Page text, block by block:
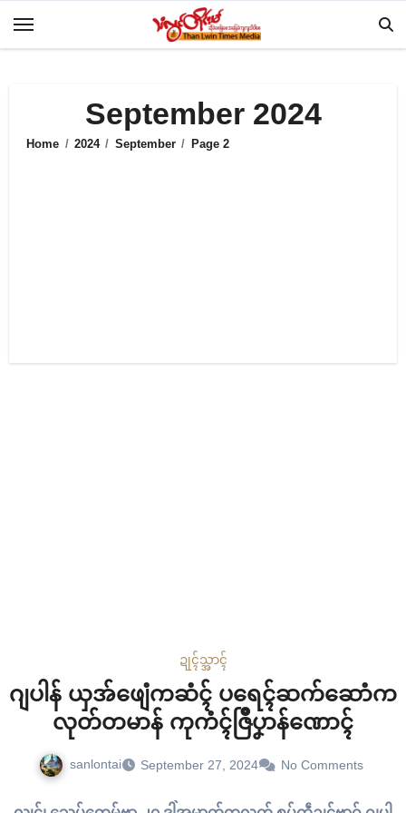
September 2024
Home 2024 September Page 2
ဍုၚ်သ္အာၚ်
ဂျပါန် ယှအ်ဖျေံကဆံၚ် ပရေၚ်ဆက်ဆောံက
လုတ်တမာန် ကုကံၚ်ဇြဳပၞာန်ဏောၚ်
sanlontai September 27, 2024 No Comments